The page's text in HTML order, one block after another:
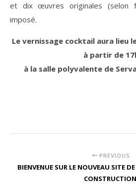
et dix œuvres originales (selon
imposé.
Le vernissage cocktail aura lieu
à partir de
à la salle polyvalente de
PREVIOUS
BIENVENUE SUR LE NOUVEAU SITE